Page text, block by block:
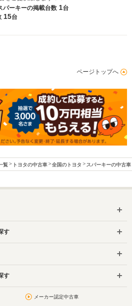
パーキーの掲載台数 1台
15台
ページトップへ
覧 トヨタの中古車 全国のトヨタ スパーキーの中古車
す
す
メーカー認定中古車